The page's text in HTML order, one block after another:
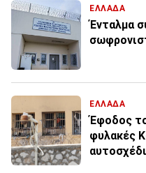
ΕΛΛΑΔΑ
Ένταλμα
ΕΛΛΑΔΑ
Έφοδος
φυλακές